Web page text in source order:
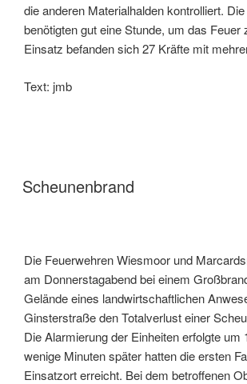
die anderen Materialhalden kontrolliert.
benötigten gut eine Stunde, um das Feuer
Einsatz befanden sich 27 Kräfte mit
Text:
Scheunenbrand
Die Feuerwehren Wiesmoor und
am Donnerstagabend bei einem
Gelände eines landwirtschaftlichen
Ginsterstraße den Totalverlust einer
Die Alarmierung der Einheiten erfolgte um
wenige Minuten später hatten die ersten
Einsatzort erreicht. Bei dem betroffenen